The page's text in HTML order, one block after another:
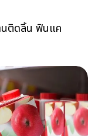
นติดลิ้น ฟินแค